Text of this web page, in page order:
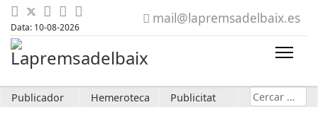
Data: 10-08-2026
mail@lapremsadelbaix.es
Publicador Hemeroteca Publicitat Cerca